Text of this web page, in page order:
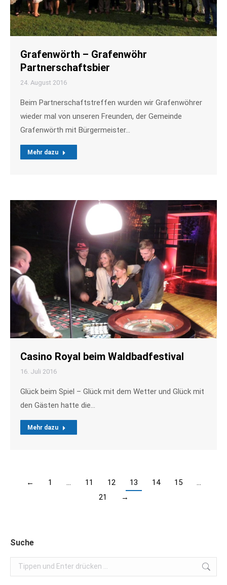
Grafenwörth – Grafenwöhr
Partnerschaftsbier
24. August 2016
Beim Partnerschaftstreffen wurden wir Grafenwöhrer
wieder mal von unseren Freunden, der Gemeinde
Grafenwörth mit Bürgermeister…
Mehr dazu
Casino Royal beim Waldbadfestival
16. Juli 2016
Glück beim Spiel – Glück mit dem Wetter und Glück mit
den Gästen hatte die…
Mehr dazu
← 1 … 11 12 13 14 15
…
21
→
Suche
Search: